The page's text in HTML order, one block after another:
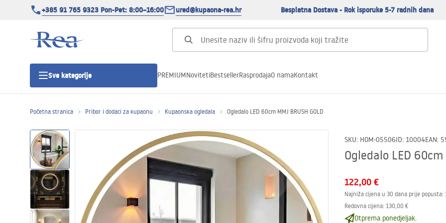
+385 91 765 9323 Pon-Pet: 8:00–16:00 ured@kupaona-rea.hr Besplatna Dostava - Rok isporuke 5-7 radnih dana
Sve kategorije
Tuš vrata
Tuš kade
Tuš Kanalice
PREMIUMNovitetiBestsellerRasprodajaO namaKontakt
Početna stranica Pribor i dodaci za kupaonu Kupaonska ogledala Ogledalo LED 60cm MMJ BRUSH GOLD
SKU: HOM-05506ID: 10004EAN:
Ogledalo LED 60cm
122,00 €
Najniža cijena u 30 dana prije popusta:
Redovna cijena: 130,00 €
Otprema ponedjeljak.